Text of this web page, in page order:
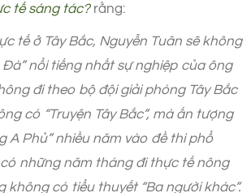
tế sáng tác?rằng:
tế ở Tây Bắc, Nguyễn Tuân sẽ không
nổi tiếng nhất sự nghiệp của ông
đi theo bộ đội giải phóng Tây Bắc
có “Truyện Tây Bắc”, mà ấn tượng
A Phủ” nhiều năm vào đề thi phổ
những năm tháng đi thực tế nông
không có tiểu thuyết “Ba người khác”.